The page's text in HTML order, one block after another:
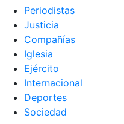
Periodistas
Justicia
Compañías
Iglesia
Ejército
Internacional
Deportes
Sociedad